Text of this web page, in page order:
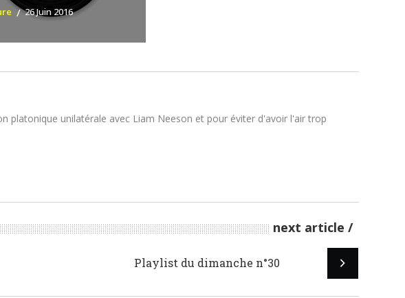
26 Juin 2016
platonique unilatérale avec Liam Neeson et pour éviter d'avoir l'air trop
next article
Playlist du dimanche n°30